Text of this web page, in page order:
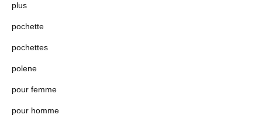
plus
pochette
pochettes
polene
pour femme
pour homme